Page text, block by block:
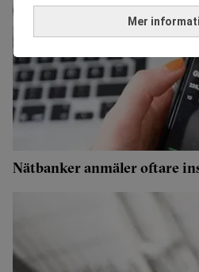
Mer
Nätbanker anmäler oftare